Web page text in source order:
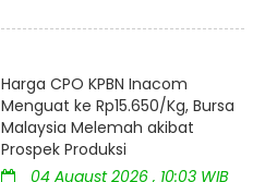
Harga CPO KPBN Inacom
Menguat ke Rp15.650/Kg, Bursa
Malaysia Melemah akibat
Prospek Produksi
04 August 2026 , 10:03 WIB